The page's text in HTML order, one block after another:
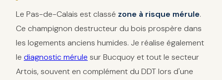
Le Pas-de-Calais est classé zone à risque mérule.
Ce champignon destructeur du bois prospère dans
les logements anciens humides. Je réalise également
le diagnostic mérule sur Bucquoy et tout le secteur
Artois, souvent en complément du DDT lors d'une